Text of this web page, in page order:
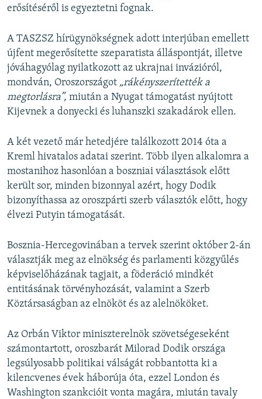
erősítéséről is egyeztetni fognak.
A TASZSZ hírügynökségnek adott interjúban emellett
újfent megerősítette szeparatista álláspontját, illetve
jóváhagyólag nyilatkozott az ukrajnai invázióról,
mondván, Oroszországot „rákényszerítették a
megtorlásra”, miután a Nyugat támogatást nyújtott
Kijevnek a donyecki és luhanszki szakadárok ellen.
A két vezető már hetedjére találkozott 2014 óta a
Kreml hivatalos adatai szerint. Több ilyen alkalomra a
mostanihoz hasonlóan a boszniai választások előtt
került sor, minden bizonnyal azért, hogy Dodik
bizonyíthassa az oroszpárti szerb választók előtt, hogy
élvezi Putyin támogatását.
Bosznia-Hercegovinában a tervek szerint október 2-án
választják meg az elnökség és parlamenti közgyűlés
képviselőházának tagjait, a föderáció mindkét
entitásának törvényhozását, valamint a Szerb
Köztársaságban az elnököt és az alelnököket.
Az Orbán Viktor miniszterelnök szövetségeseként
számontartott, oroszbarát Milorad Dodik országa
legsúlyosabb politikai válságát robbantotta ki a
kilencvenes évek háborúja óta, ezzel London és
Washington szankcióit vonta magára, miután tavaly